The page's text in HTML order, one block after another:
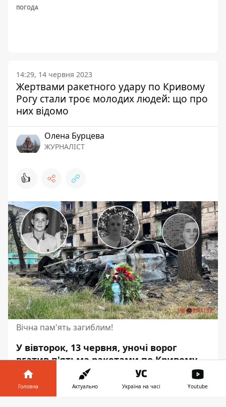
ПОГОДА
14:29, 14 червня 2023
Жертвами ракетного удару по Кривому
Рогу стали троє молодих людей: що про
них відомо
Олена Бурцева
ЖУРНАЛІСТ
👍
Вічна пам'ять загиблим!
У вівторок, 13 червня, уночі ворог
вгатив п'ятьма ракетами по Кривому
Рогу.
Вибухи лунали у різних частинах
міста
. Жертвами від цього теракту
стали 12 людей, серед них - троє
Головна Актуально Україна на часі Youtube